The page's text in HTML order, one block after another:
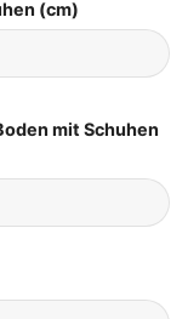
(cm)
mit Schuhen